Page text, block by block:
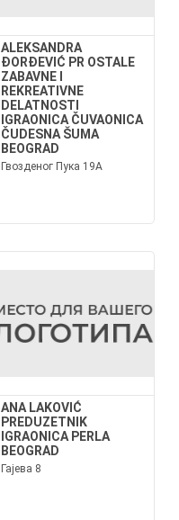
ALEKSANDRA
ĐORĐEVIĆ PR OSTALE
ZABAVNE I
REKREATIVNE
DELATNOSTI
IGRAONICA ČUVAONICA
ČUDESNA ŠUMA
BEOGRAD
Гвозденог Пука 19А
ANA LAKOVIĆ
PREDUZETNIK
IGRAONICA PERLA
BEOGRAD
Гајева 8